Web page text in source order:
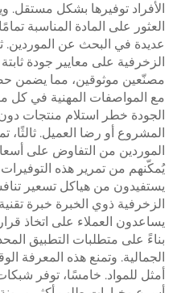
الأفراد توفيرها بشكل مستقل.
العثور على المادة المناسبة
عديدة في البحث عن الموردين.
الزخرفية على معايير جودة
مصنّعين موثوقين، مما يضمن
مع المواصفات المهنية في كل
الجودة خطر استلام منتجات
المشروع أو رضا العميل. ثالثًا،
الموردين من التفاوض على
يُمكّنهم من تمرير هذه
يستفيدون من هياكل تسعير
الزخرفية ذوي الخبرة خبرة
يساعدون العملاء على اتخاذ
بناءً على متطلبات التطبيق
الجمالية. وتمنع هذه المعرفة
أمثل للمواد. خامسًا، توفر